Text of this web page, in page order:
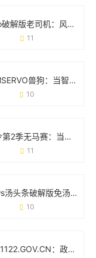
xvideo破解版老司机：风险提示与真实用户反馈
11
ZOOMSERVO兽狗：当智能科技遇见宠物新生态
10
XL司令第2季无马赛：当机甲遇上真实感的全新突破
11
tttnews汤头条破解版免汤币软件：真实需求与风险警示
10
WWW.1122.GOV.CN：政务服务的智能入口与创新实践